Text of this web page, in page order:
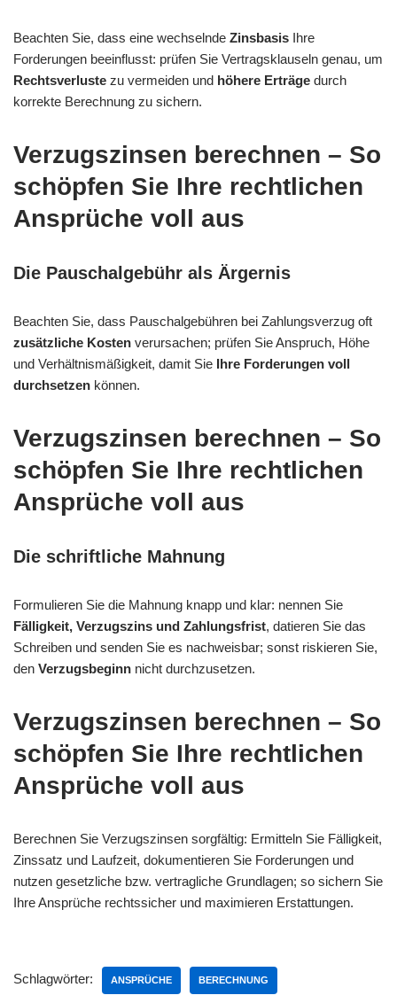
Beachten Sie, dass eine wechselnde Zinsbasis Ihre
Forderungen beeinflusst: prüfen Sie Vertragsklauseln genau, um
Rechtsverluste zu vermeiden und höhere Erträge durch
korrekte Berechnung zu sichern.
Verzugszinsen berechnen – So
schöpfen Sie Ihre rechtlichen
Ansprüche voll aus
Die Pauschalgebühr als Ärgernis
Beachten Sie, dass Pauschalgebühren bei Zahlungsverzug oft
zusätzliche Kosten verursachen; prüfen Sie Anspruch, Höhe
und Verhältnismäßigkeit, damit Sie Ihre Forderungen voll
durchsetzen können.
Verzugszinsen berechnen – So
schöpfen Sie Ihre rechtlichen
Ansprüche voll aus
Die schriftliche Mahnung
Formulieren Sie die Mahnung knapp und klar: nennen Sie
Fälligkeit, Verzugszins und Zahlungsfrist, datieren Sie das
Schreiben und senden Sie es nachweisbar; sonst riskieren Sie,
den Verzugsbeginn nicht durchzusetzen.
Verzugszinsen berechnen – So
schöpfen Sie Ihre rechtlichen
Ansprüche voll aus
Berechnen Sie Verzugszinsen sorgfältig: Ermitteln Sie Fälligkeit,
Zinssatz und Laufzeit, dokumentieren Sie Forderungen und
nutzen gesetzliche bzw. vertragliche Grundlagen; so sichern Sie
Ihre Ansprüche rechtssicher und maximieren Erstattungen.
Schlagwörter: ANSPRÜCHE BERECHNUNG